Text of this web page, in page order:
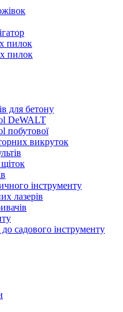
пилок
пилок
для бетону
DeWALT
побутової
викруток
інструменту
лазерів
садового інструменту